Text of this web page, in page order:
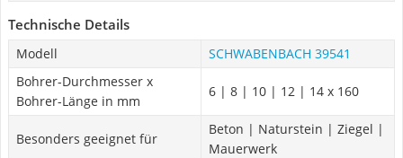
Technische Details
Modell
SCHWABENBACH 39541
Bohrer-Durchmesser x
Bohrer-Länge in mm
6 | 8 | 10 | 12 | 14 x 160
Besonders geeignet für
Beton | Naturstein | Ziegel |
Mauerwerk